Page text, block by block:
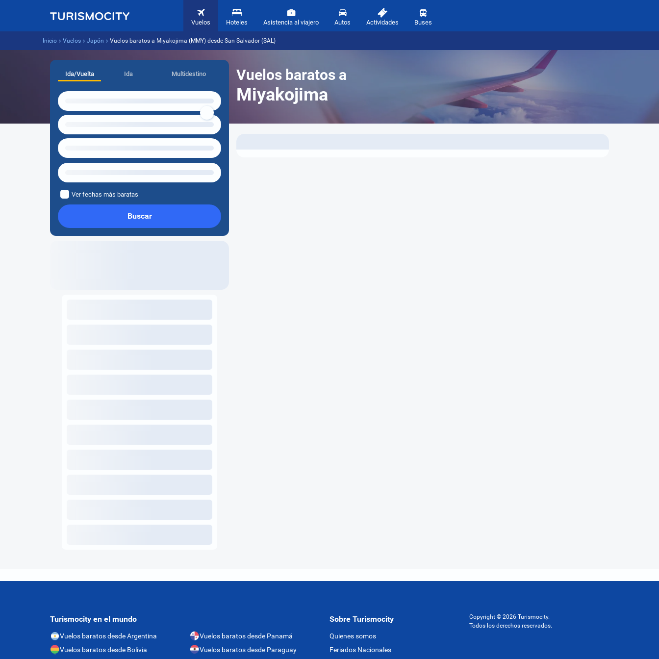
Vuelos Hoteles Asistencia al viajero Autos Actividades Buses
Inicio Vuelos Japón Vuelos baratos a Miyakojima (MMY) desde San Salvador (SAL)
Vuelos baratos a
Miyakojima
Ida/Vuelta Ida Multidestino
Ver fechas más baratas
Buscar
Turismocity en el mundo
Vuelos baratos desde Argentina
Vuelos baratos desde Bolivia
Vuelos baratos desde Panamá
Vuelos baratos desde Paraguay
Sobre Turismocity
Quienes somos
Feriados Nacionales
Copyright © 2026 Turismocity.
Todos los derechos reservados.